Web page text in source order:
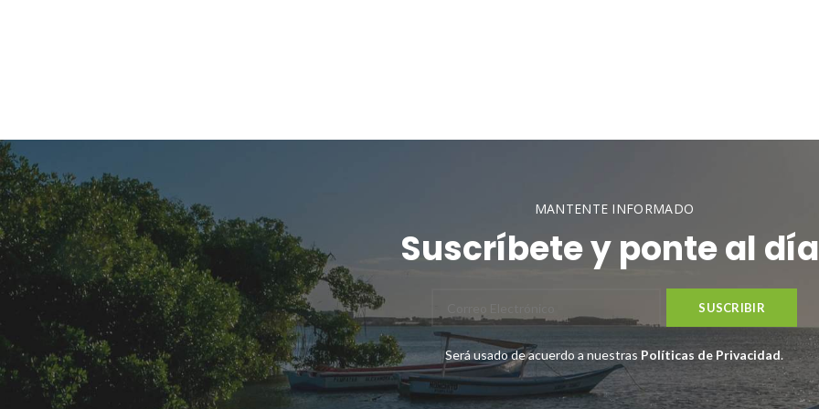
MANTENTE INFORMADO
Suscríbete y ponte al
Será usado de acuerdo a nuestras Políticas de Privacidad.